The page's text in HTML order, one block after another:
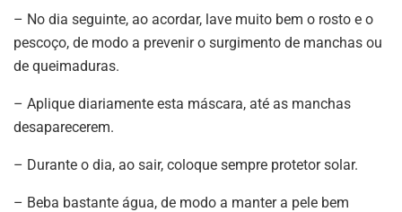
– No dia seguinte, ao acordar, lave muito bem o rosto e o
pescoço, de modo a prevenir o surgimento de manchas ou
de queimaduras.
– Aplique diariamente esta máscara, até as manchas
desaparecerem.
– Durante o dia, ao sair, coloque sempre protetor solar.
– Beba bastante água, de modo a manter a pele bem